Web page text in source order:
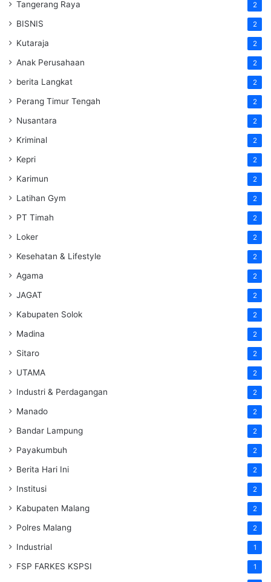
Tangerang Raya 2
BISNIS 2
Kutaraja 2
Anak Perusahaan 2
berita Langkat 2
Perang Timur Tengah 2
Nusantara 2
Kriminal 2
Kepri 2
Karimun 2
Latihan Gym 2
PT Timah 2
Loker 2
Kesehatan & Lifestyle 2
Agama 2
JAGAT 2
Kabupaten Solok 2
Madina 2
Sitaro 2
UTAMA 2
Industri & Perdagangan 2
Manado 2
Bandar Lampung 2
Payakumbuh 2
Berita Hari Ini 2
Institusi 2
Kabupaten Malang 2
Polres Malang 2
Industrial 1
FSP FARKES KSPSI 1